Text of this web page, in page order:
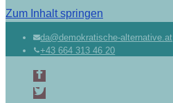
Zum Inhalt springen
da@demokratische-alternative.at
+43 664 313 46 20